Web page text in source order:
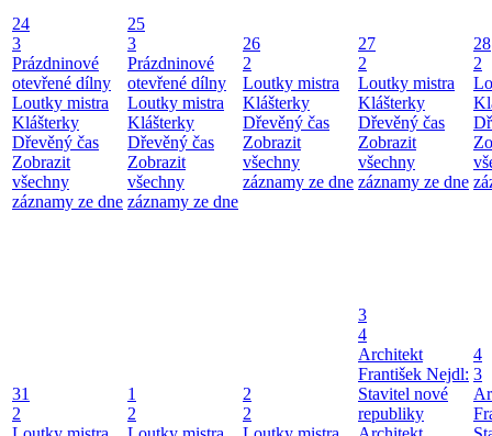
24
3
Prázdninové
otevřené dílny
Loutky mistra
Klášterky
Dřevěný čas
Zobrazit
všechny
záznamy ze dne
25
3
Prázdninové
otevřené dílny
Loutky mistra
Klášterky
Dřevěný čas
Zobrazit
všechny
záznamy ze dne
26
2
Loutky mistra
Klášterky
Dřevěný čas
Zobrazit
všechny
záznamy ze dne
27
2
Loutky mistra
Klášterky
Dřevěný čas
Zobrazit
všechny
záznamy ze dne
28
2
31
2
1
2
2
2
3
4
Architekt
František Nejdl:
Stavitel nové
republiky
4
3